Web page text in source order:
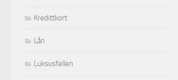
Kredittkort
Lån
Luksusfellen